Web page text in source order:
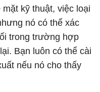
kỹ thuật, việc loại
nó có thể xác
trong trường hợp
Bạn luôn có thể cài
nếu nó cho thấy